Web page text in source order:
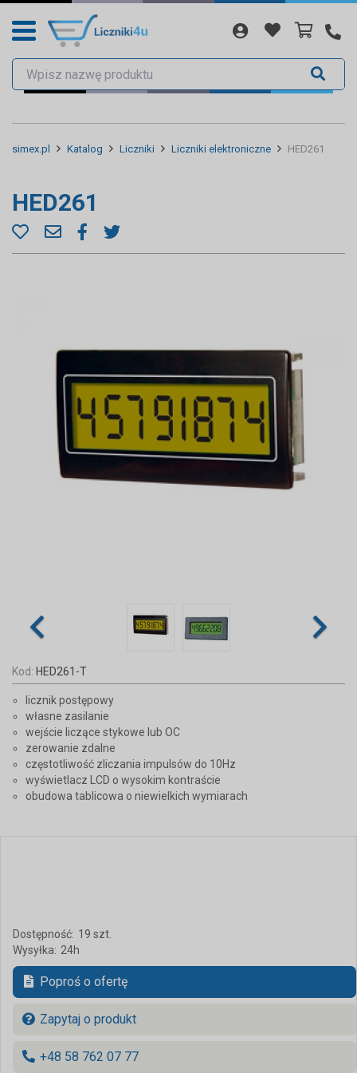
simex.pl Katalog Liczniki Liczniki elektroniczne HED261
HED261
Kod: HED261-T
licznik postępowy
własne zasilanie
wejście liczące stykowe lub OC
zerowanie zdalne
częstotliwość zliczania impulsów do 10Hz
wyświetlacz LCD o wysokim kontraście
obudowa tablicowa o niewielkich wymiarach
Dostępność: 19 szt.
Wysyłka: 24h
Poproś o ofertę
Zapytaj o produkt
+48 58 762 07 77